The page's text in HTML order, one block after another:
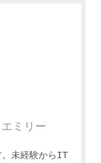
ミリー
。未経験からIT